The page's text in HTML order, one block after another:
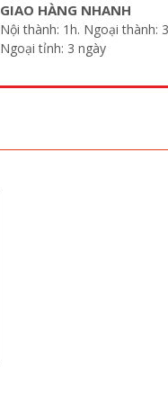
GIAO HÀNG NHANH
Nội thành: 1h. Ngoại thành:
Ngoại tỉnh: 3 ngày